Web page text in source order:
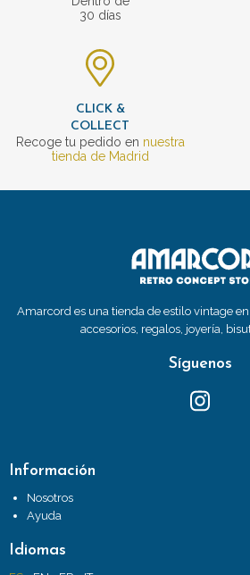
30 días
CLICK &
COLLECT
Recoge tu pedido en nuestra
tienda de Madrid
Amarcord es una tienda de estilo vintage
accesorios, regalos, joyería,
Síguenos
Información
Nosotros
Ayuda
Idiomas